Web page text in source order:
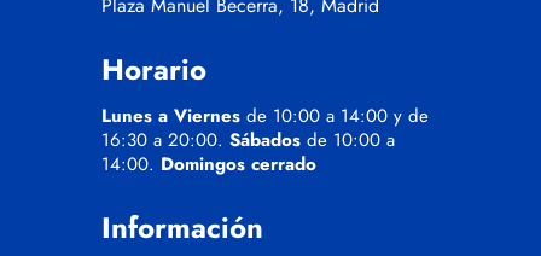
Horario
Lunes a Viernes de 10:00 a 14:00 y de
16:30 a 20:00. Sábados de 10:00 a
14:00. Domingos cerrado
Información